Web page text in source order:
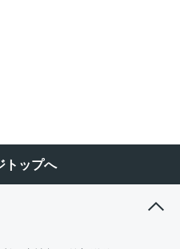
トップへ